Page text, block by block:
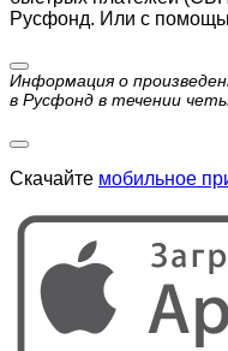
Русфонд. Или с
Информация о
в Русфонд в течении
Скачайте мобильное